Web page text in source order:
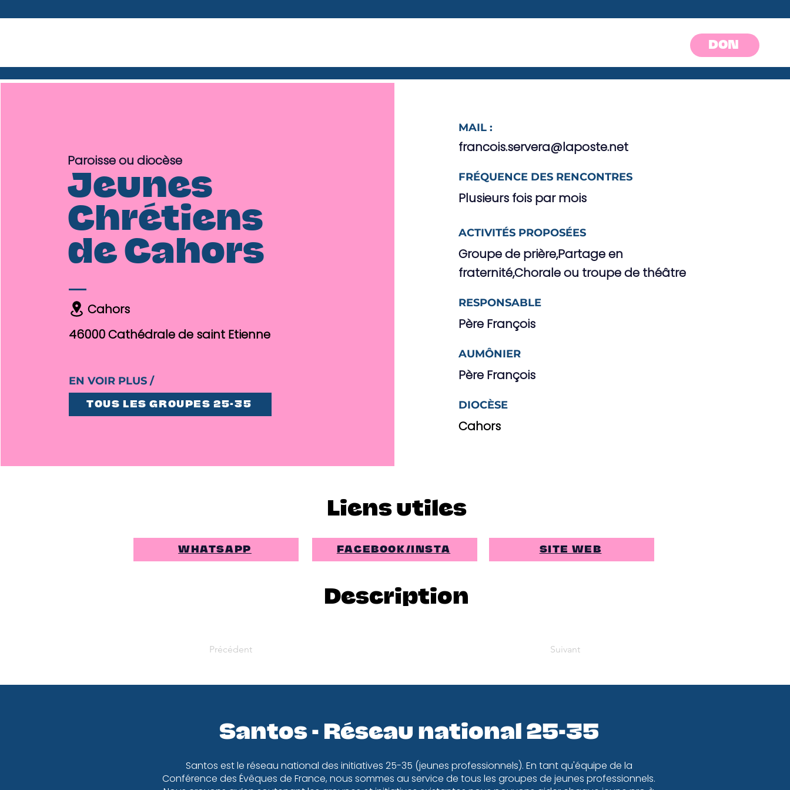
DON
Paroisse ou diocèse
Jeunes
Chrétiens
de Cahors
Cahors
46000Cathédrale de saint Etienne
EN VOIR PLUS /
TOUS LES GROUPES 25-35
francois.servera@laposte.net
MAIL :
FRÉQUENCE DES RENCONTRES
Plusieurs fois par mois
ACTIVITÉS PROPOSÉES
Groupe de prière,Partage en
fraternité,Chorale ou troupe de théâtre
RESPONSABLE
Père François
AUMÔNIER
Père François
DIOCÈSE
Cahors
Liens utiles
WHATSAPP FACEBOOK/INSTA SITE WEB
Description
Précédent Suivant
Santos - Réseau national 25-35
Santos est le réseau national des initiatives 25-35 (jeunes professionnels). En tant qu'équipe de la
Conférence des Évêques de France, nous sommes au service de tous les groupes de jeunes professionnels.